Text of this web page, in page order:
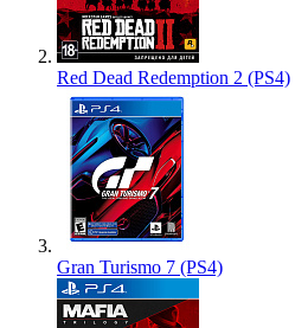
Red Dead Redemption 2 (PS4)
Gran Turismo 7 (PS4)